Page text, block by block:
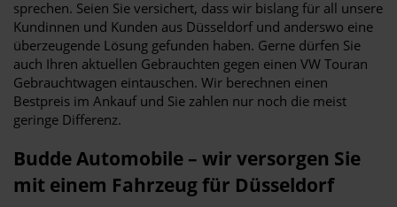
sprechen. Seien Sie versichert, dass wir bislang für all unsere
Kundinnen und Kunden aus Düsseldorf und anderswo eine
überzeugende Lösung gefunden haben. Gerne dürfen Sie
auch Ihren aktuellen Gebrauchten gegen einen VW Touran
Gebrauchtwagen eintauschen. Wir berechnen einen
Bestpreis im Ankauf und Sie zahlen nur noch die meist
geringe Differenz.
Budde Automobile – wir versorgen Sie
mit einem Fahrzeug für Düsseldorf